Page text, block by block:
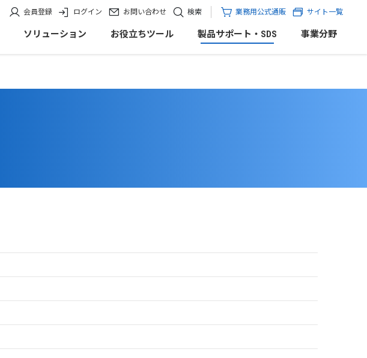
会員登録 ログイン お問い合わせ 検索 業務用公式通販 サイト一覧
ソリューション お役立ちツール 製品サポート・SDS 事業分野